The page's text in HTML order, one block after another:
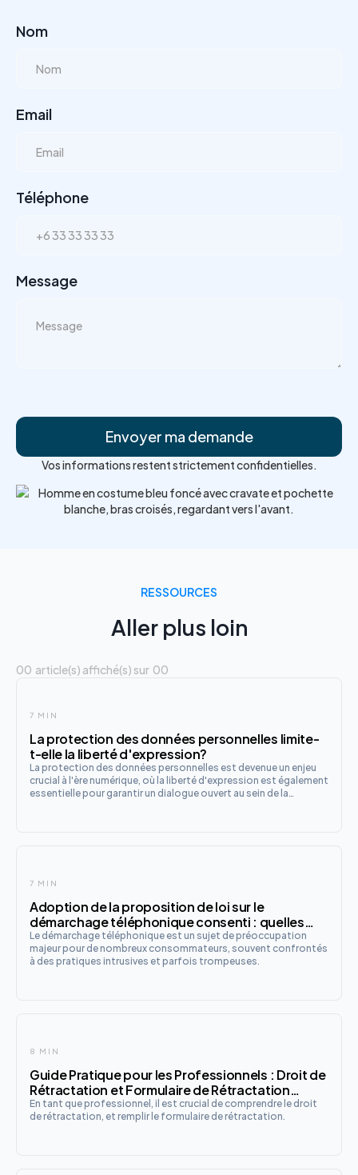
Nom
Email
Téléphone
Message
Vos informations restent strictement confidentielles.
RESSOURCES
Aller plus loin
00 article(s) affiché(s) sur 00
7 MIN
La protection des données personnelles limite-
t-elle la liberté d'expression?
La protection des données personnelles est devenue un enjeu
crucial à l'ère numérique, où la liberté d'expression est également
essentielle pour garantir un dialogue ouvert au sein de la
7 MIN
Adoption de la proposition de loi sur le
démarchage téléphonique consenti : quelles
protections pour les consommateurs ?
Le démarchage téléphonique est un sujet de préoccupation
majeur pour de nombreux consommateurs, souvent confrontés
à des pratiques intrusives et parfois trompeuses.
8 MIN
Guide Pratique pour les Professionnels : Droit de
Rétractation et Formulaire de Rétractation
Expliqués
En tant que professionnel, il est crucial de comprendre le droit
de rétractation, et remplir le formulaire de rétractation.